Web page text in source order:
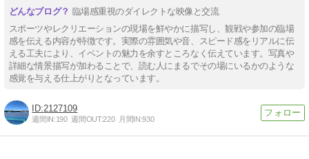
臨場感重視のダイレクトな映像と交流
スポーツやレクリエーションの現場を鮮やかに描写し、観戦や参加の臨場
感を伝える内容が特徴です。実際の雰囲気や音、スピード感をリアルに伝
える工夫により、イベントの魅力を余すところなく伝えています。写真や
詳細な情景描写が加わることで、読む人にまるでその場にいるかのような
感覚を与える仕上がりとなっています。
2127109
週間IN:190 週間OUT:220 月間IN:930